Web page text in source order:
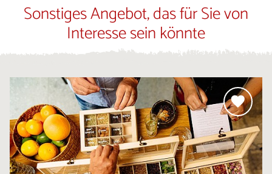
Sonstiges Angebot, das für Sie von
Interesse sein könnte